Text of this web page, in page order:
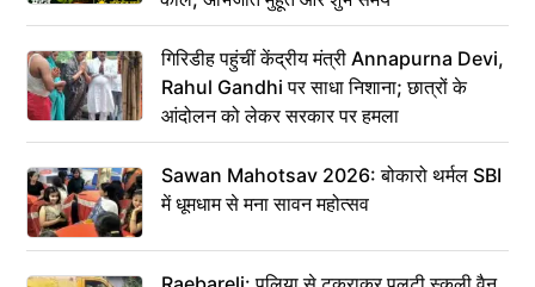
गिरिडीह पहुंचीं केंद्रीय मंत्री Annapurna Devi,
Rahul Gandhi पर साधा निशाना; छात्रों के
आंदोलन को लेकर सरकार पर हमला
Sawan Mahotsav 2026: बोकारो थर्मल SBI
में धूमधाम से मना सावन महोत्सव